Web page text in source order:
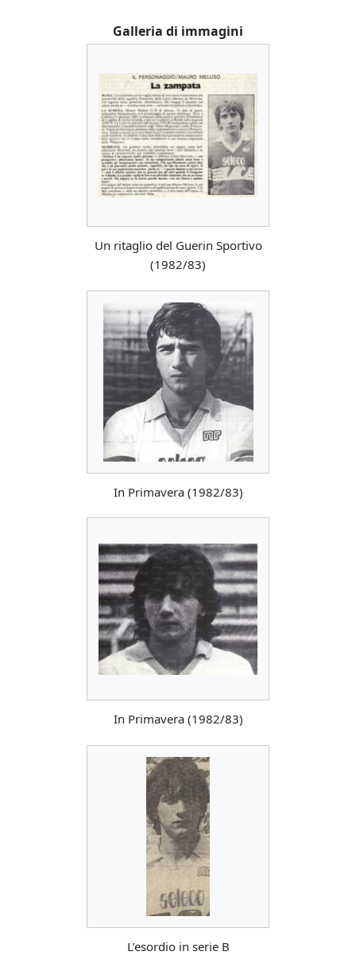
Galleria di immagini
Un ritaglio del Guerin Sportivo
(1982/83)
In Primavera (1982/83)
In Primavera (1982/83)
L’esordio in serie B